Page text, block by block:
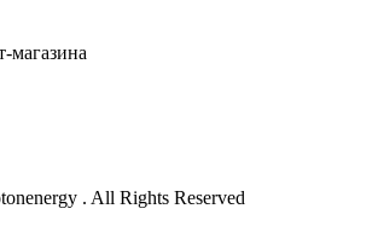
магазина
. All Rights Reserved